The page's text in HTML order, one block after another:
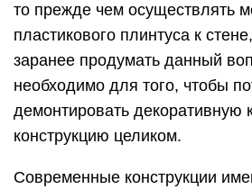
то прежде чем осуществлять
пластикового плинтуса к
заранее продумать данный
необходимо для того, чтобы
демонтировать декоративную
конструкцию целиком.
Современные конструкции